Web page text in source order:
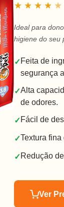
★ ★ ★ ★ ★
Ideal para
higiene do seu
✓Feita de
segurança
✓Alta
de odores.
✓Fácil de
✓Textura
✓Redução
Ver